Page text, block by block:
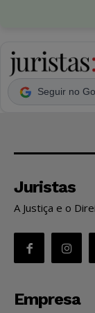
Seguir no
Juristas
A Justiça e o
Empresa